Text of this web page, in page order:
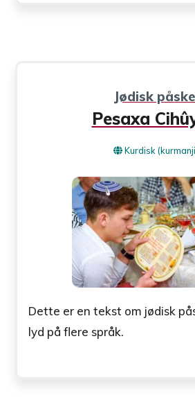
Jødisk påske
Pesaxa
Kurdisk
Dette er en tekst om jødisk
lyd på flere språk.